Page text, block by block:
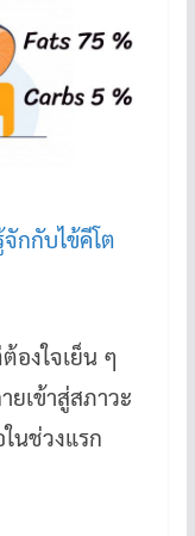
กกับไข้คีโต
องใจเย็น ๆ
ยเข้าสู่สภาวะ
นช่วงแรก